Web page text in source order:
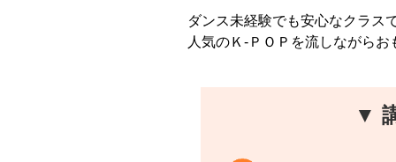
ダンス未経験でも安心なクラス
人気のＫ-ＰＯＰを流しながら
▼